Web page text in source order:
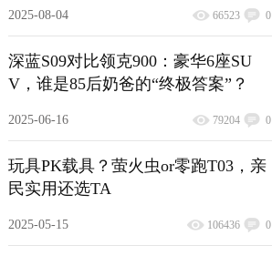
2025-08-04 66523 0
深蓝S09对比领克900：豪华6座SU
V，谁是85后奶爸的“终极答案”？
2025-06-16 79204 0
玩具PK载具？萤火虫or零跑T03，亲
民实用还选TA
2025-05-15 106436 0